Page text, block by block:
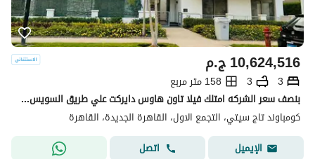
ج.م10,624,516
3
3
158 متر مربع
بنصف سعر الشركه امتلك فيلا تاون هاوس دايركت علي طريق السويس في التجمع الاول بجوار مطار القاهره و مدينه نصر و جاردينيا في كمبوند تاج سيتي - Taj City
كومباوند تاج سيتي، التجمع الاول، القاهرة الجديدة، القاهرة
الإيميل
اتصل